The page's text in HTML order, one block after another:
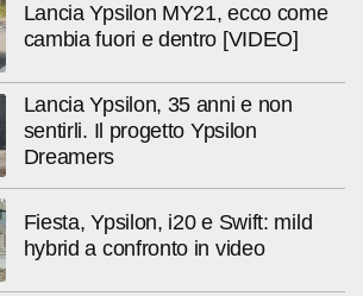
Lancia Ypsilon MY21, ecco come
cambia fuori e dentro [VIDEO]
Lancia Ypsilon, 35 anni e non
sentirli. Il progetto Ypsilon
Dreamers
Fiesta, Ypsilon, i20 e Swift: mild
hybrid a confronto in video